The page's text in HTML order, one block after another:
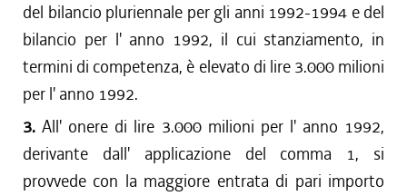
del bilancio pluriennale per gli anni 1992-1994 e del
bilancio per l' anno 1992, il cui stanziamento, in
termini di competenza, è elevato di lire 3.000 milioni
per l' anno 1992.
3. All' onere di lire 3.000 milioni per l' anno 1992,
derivante dall' applicazione del comma 1, si
provvede con la maggiore entrata di pari importo